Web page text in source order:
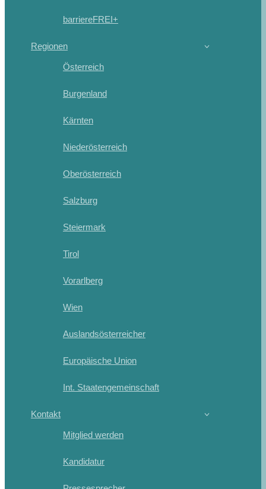
barriereFREI+
Regionen
Österreich
Burgenland
Kärnten
Niederösterreich
Oberösterreich
Salzburg
Steiermark
Tirol
Vorarlberg
Wien
Auslandsösterreicher
Europäische Union
Int. Staatengemeinschaft
Kontakt
Mitglied werden
Kandidatur